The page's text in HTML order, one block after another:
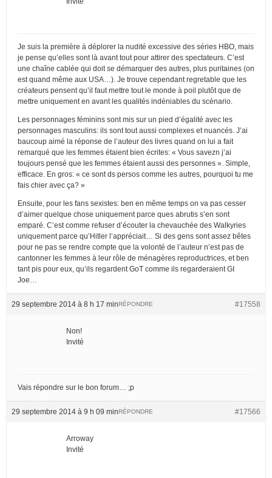
Je suis la première à déplorer la nudité excessive des séries HBO, mais
je pense qu’elles sont là avant tout pour attirer des spectateurs. C’est
une chaîne cablée qui doit se démarquer des autres, plus puritaines (on
est quand même aux USA…). Je trouve cependant regretable que les
créateurs pensent qu’il faut mettre tout le monde à poil plutôt que de
mettre uniquement en avant les qualités indéniables du scénario.
Les personnages féminins sont mis sur un pied d’égalité avec les
personnages masculins: ils sont tout aussi complexes et nuancés. J’ai
baucoup aimé la réponse de l’auteur des livres quand on lui a fait
remarqué que les femmes étaient bien écrites: « Vous savezn j’ai
toujours pensé que les femmes étaient aussi des personnes ». Simple,
efficace. En gros: « ce sont ds persos comme les autres, pourquoi tu me
fais chier avec ça? »
Ensuite, pour les fans sexistes: ben en même temps on va pas cesser
d’aimer quelque chose uniquement parce ques abrutis s’en sont
emparé. C’est comme refuser d’écouter la chevauchée des Walkyries
uniquement parce qu’Hitler l’appréciait… Si des gens sont assez bêtes
pour ne pas se rendre compte que la volonté de l’auteur n’est pas de
cantonner les femmes à leur rôle de ménagères reproductrices, et ben
tant pis pour eux, qu’ils regardent GoT comme ils regarderaient GI
Joe…
29 septembre 2014 à 8 h 17 min #17558
RÉPONDRE
Non!
Invité
Vais répondre sur le bon forum… ;p
29 septembre 2014 à 9 h 09 min #17566
RÉPONDRE
Arroway
Invité